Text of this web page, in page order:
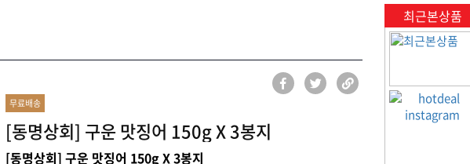
무료배송
[동명상회] 구운 맛징어 150g X 3봉지
[동명상회] 구운 맛징어 150g X 3봉지
최근본상품